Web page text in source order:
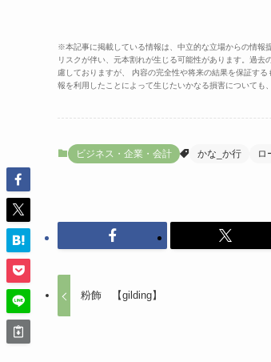
※本記事に掲載している情報は、中立的な立場からの情報
リスクが伴い、元本割れが生じる可能性があります。過
慮しておりますが、 内容の完全性や将来の結果を保証す
報を利用したことによって生じたいかなる損害についても
ビジネス・企業・会計 かな_か行 ロ
粉飾 【gilding】